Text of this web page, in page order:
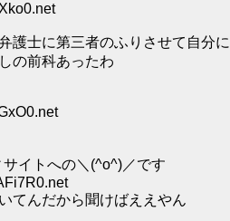
護士に第三者のふりさせて自分に
の前科あったわ
イトへの＼(^o^)／です
てんだから聞けばええやん